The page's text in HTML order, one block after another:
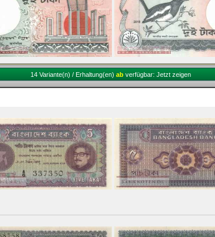
14 Variante(n) / Erhaltung(en) ab verfügbar: Jetzt zeigen